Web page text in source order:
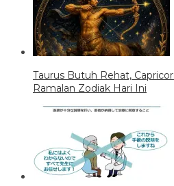
Taurus Butuh Rehat,
Ramalan Zodiak Hari Ini